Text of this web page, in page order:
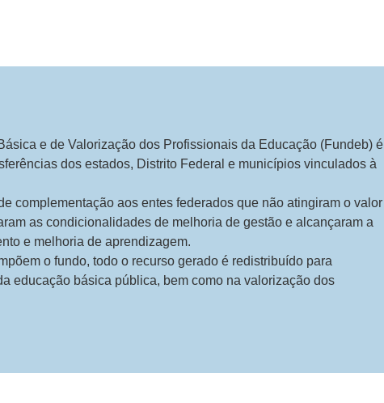
e de Valorização dos Profissionais da Educação (Fundeb) é
dos estados, Distrito Federal e municípios vinculados à
complementação aos entes federados que não atingiram o valor
as condicionalidades de melhoria de gestão e alcançaram a
e melhoria de aprendizagem.
o fundo, todo o recurso gerado é redistribuído para
educação básica pública, bem como na valorização dos